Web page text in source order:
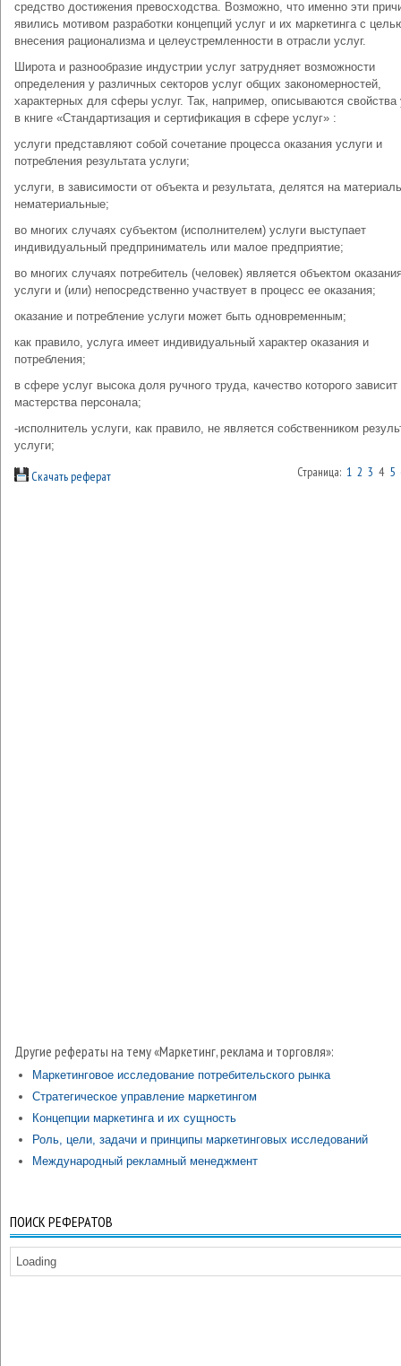
средство достижения превосходства. Возможно, что именно эти
явились мотивом разработки концепций услуг и их маркетинга с
внесения рационализма и целеустремленности в отрасли услуг.
Широта и разнообразие индустрии услуг затрудняет возможности
определения у различных секторов услуг общих закономерностей,
характерных для сферы услуг. Так, например, описываются свойства
в книге «Стандартизация и сертификация в сфере услуг» :
услуги представляют собой сочетание процесса оказания услуги и
потребления результата услуги;
услуги, в зависимости от объекта и результата, делятся на
нематериальные;
во многих случаях субъектом (исполнителем) услуги выступает
индивидуальный предприниматель или малое предприятие;
во многих случаях потребитель (человек) является объектом
услуги и (или) непосредственно участвует в процесс ее оказания;
оказание и потребление услуги может быть одновременным;
как правило, услуга имеет индивидуальный характер оказания и
потребления;
в сфере услуг высока доля ручного труда, качество которого зависит
мастерства персонала;
-исполнитель услуги, как правило, не является собственником
услуги;
Скачать реферат Страница: 1 2 3 4 5
Другие рефераты на тему «Маркетинг, реклама и торговля»:
Маркетинговое исследование потребительского рынка
Стратегическое управление маркетингом
Концепции маркетинга и их сущность
Роль, цели, задачи и принципы маркетинговых исследований
Международный рекламный менеджмент
ПОИСК РЕФЕРАТОВ
Loading